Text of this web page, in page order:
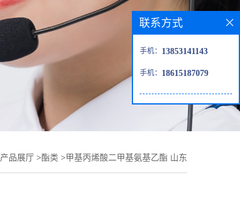
产品展厅 >酯类 >甲基丙烯酸二甲基氨基乙酯 山东
联系方式
手机： 13853141143
手机： 18615187079